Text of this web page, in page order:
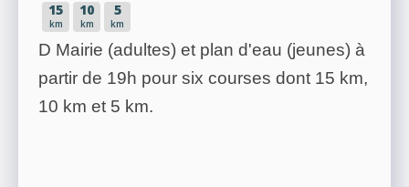
15
km
10
km
5
km
D Mairie (adultes) et plan d'eau (jeunes) à
partir de 19h pour six courses dont 15 km,
10 km et 5 km.